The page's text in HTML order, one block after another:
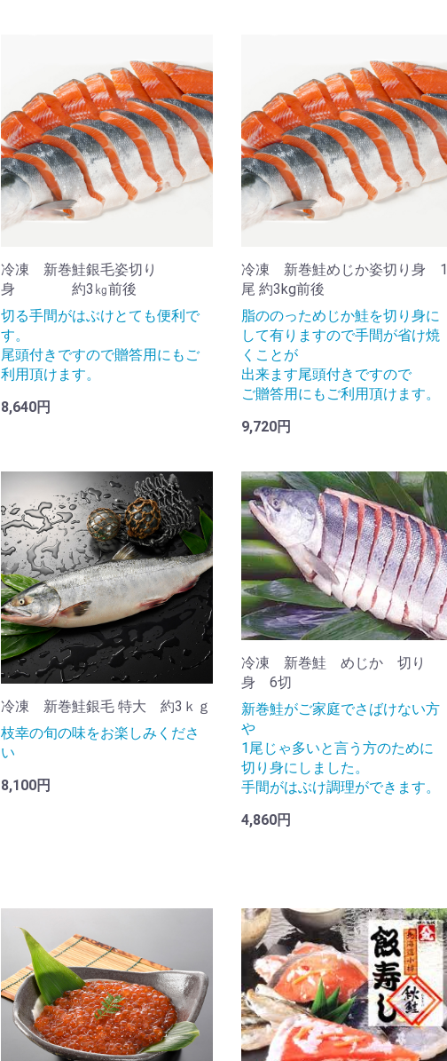
冷凍 新巻鮭銀毛姿切り
身 約3㎏前後
切る手間がはぶけとても便利で
す。
尾頭付きですので贈答用にもご
利用頂けます。
8,640円
冷凍 新巻鮭めじか姿切り身 1
尾 約3kg前後
脂ののっためじか鮭を切り身に
して有りますので手間が省け焼
くことが
出来ます尾頭付きですので
ご贈答用にもご利用頂けます。
9,720円
冷凍 新巻鮭銀毛 特大 約3ｋｇ
枝幸の旬の味をお楽しみくださ
い
8,100円
冷凍 新巻鮭 めじか 切り
身 6切
新巻鮭がご家庭でさばけない方
や
1尾じゃ多いと言う方のために
切り身にしました。
手間がはぶけ調理ができます。
4,860円